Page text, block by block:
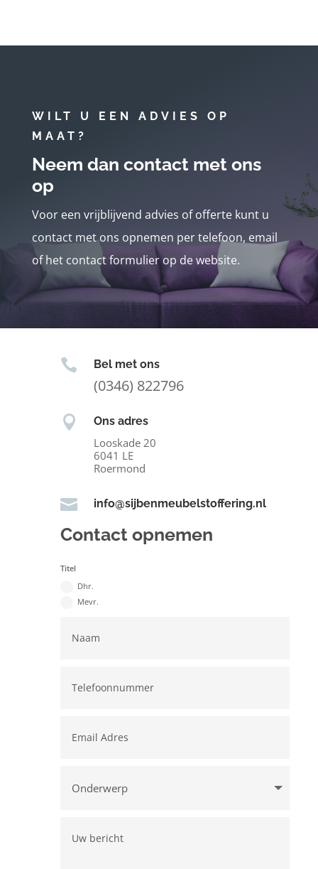
WILT U EEN ADVIES OP
MAAT?
Neem dan contact met ons
op
Voor een vrijblijvend advies of offerte kunt u
contact met ons opnemen per telefoon, email
of het contact formulier op de website.
 Bel met ons
(0346) 822796
 Ons adres
Looskade 20
6041 LE
Roermond
 info@sijbenmeubelstoffering.nl
Contact opnemen
Titel
Dhr.
Mevr.